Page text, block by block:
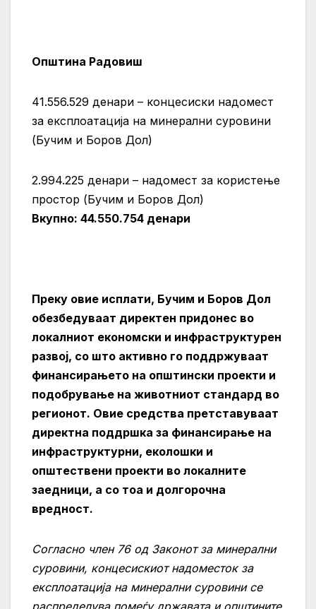
Општина Радовиш
41.556.529 денари – концесиски надомест
за експлоатација на минерални суровини
(Бучим и Боров Дол)
2.994.225 денари – надомест за користење
простор (Бучим и Боров Дол)
Вкупно: 44.550.754 денари
Преку овие исплати, Бучим и Боров Дол
обезбедуваат директен придонес во
локалниот економски и инфраструктурен
развој, со што активно го поддржуваат
финансирањето на општински проекти и
подобрување на животниот стандард во
регионот. Овие средства претставуваат
директна поддршка за финансирање на
инфраструктурни, еколошки и
општествени проекти во локалните
заедници, а со тоа и долгорочна
вредност.
Согласно член 76 од Законот за минерални
суровини, концесискиот надоместок за
експлоатација на минерални суровини се
распределува помеѓу државата и општините